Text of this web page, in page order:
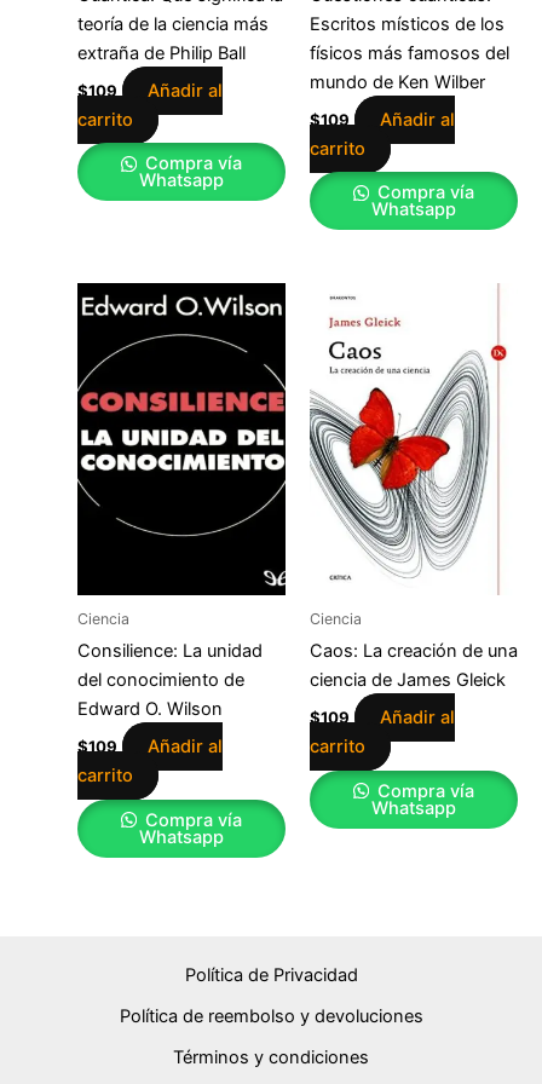
teoría de la ciencia más
extraña de Philip Ball
$109
Añadir al
carrito
Compra vía
Whatsapp
Escritos místicos de los
físicos más famosos del
mundo de Ken Wilber
$109
Añadir al
carrito
Compra vía
Whatsapp
Ciencia
Consilience: La unidad
del conocimiento de
Edward O. Wilson
$109
Añadir al
carrito
Compra vía
Whatsapp
Ciencia
Caos: La creación de una
ciencia de James Gleick
$109
Añadir al
carrito
Compra vía
Whatsapp
Política de Privacidad
Política de reembolso y devoluciones
Términos y condiciones